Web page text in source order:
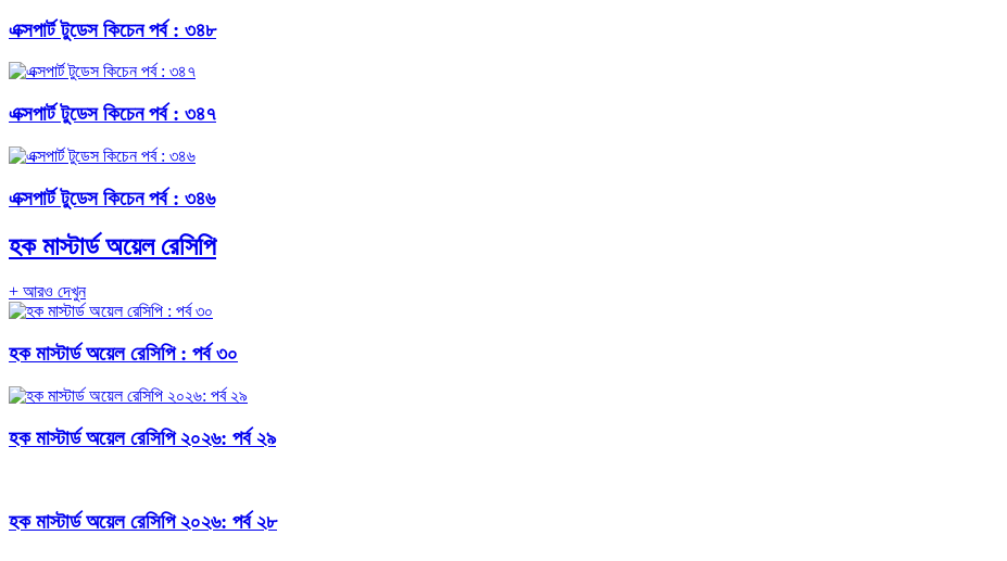
এক্সপার্ট টুডেস কিচেন পর্ব : ৩৪৮
এক্সপার্ট টুডেস কিচেন পর্ব : ৩৪৭
এক্সপার্ট টুডেস কিচেন পর্ব : ৩৪৬
হক মাস্টার্ড অয়েল রেসিপি
+ আরও দেখুন
হক মাস্টার্ড অয়েল রেসিপি : পর্ব ৩০
হক মাস্টার্ড অয়েল রেসিপি ২০২৬: পর্ব ২৯
হক মাস্টার্ড অয়েল রেসিপি ২০২৬: পর্ব ২৮